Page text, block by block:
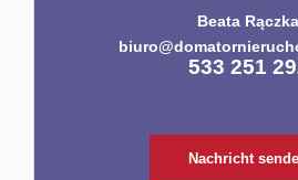
Beata Rączka
533 251
Nachricht